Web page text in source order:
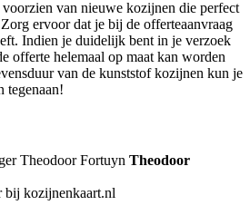
van nieuwe kozijnen die perfect
ervoor dat je bij de offerteaanvraag
Indien je duidelijk bent in je verzoek
offerte helemaal op maat kan worden
van de kunststof kozijnen kun je
tegenaan!
Theodoor
bij kozijnenkaart.nl